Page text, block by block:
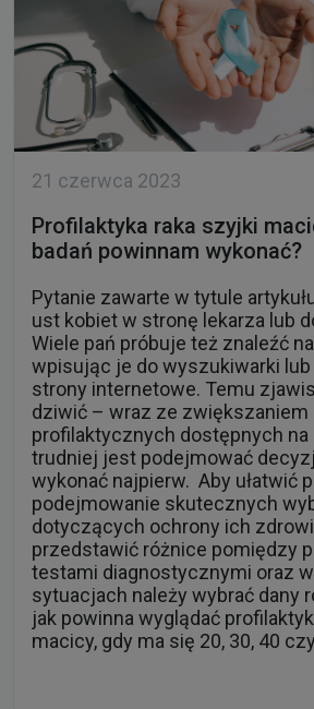
21 czerwca 2023
Profilaktyka raka szyjki
badań powinnam wykonać?
Pytanie zawarte w tytule
ust kobiet w stronę lekarza lub
Wiele pań próbuje też znaleźć
wpisując je do wyszukiwarki
strony internetowe. Temu
dziwić – wraz ze zwiększaniem
profilaktycznych dostępnych na
trudniej jest podejmować
wykonać najpierw. Aby ułatwić
podejmowanie skutecznych
dotyczących ochrony ich
przedstawić różnice pomiędzy
testami diagnostycznymi oraz
sytuacjach należy wybrać dany
jak powinna wyglądać
macicy, gdy ma się 20, 30, 40